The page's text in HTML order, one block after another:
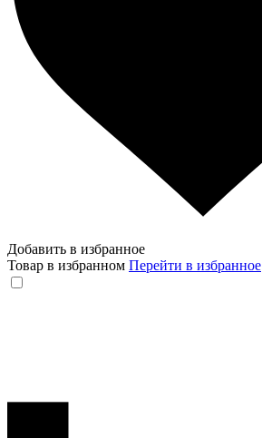
Добавить в избранное
Товар в избранном Перейти в избранное